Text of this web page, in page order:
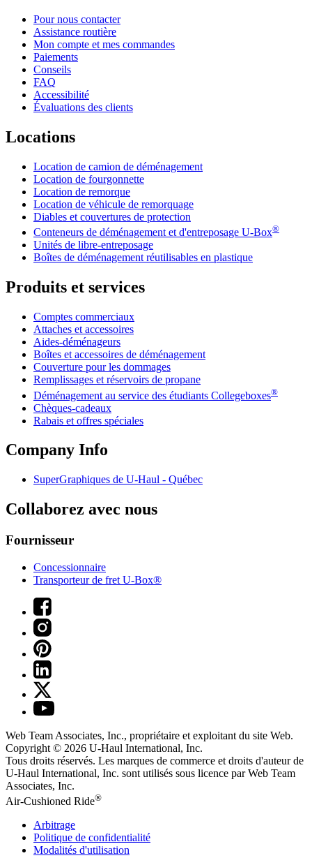
Pour nous contacter
Assistance routière
Mon compte et mes commandes
Paiements
Conseils
FAQ
Accessibilité
Évaluations des clients
Locations
Location de camion de déménagement
Location de fourgonnette
Location de remorque
Location de véhicule de remorquage
Diables et couvertures de protection
Conteneurs de déménagement et d'entreposage U-Box®
Unités de libre-entreposage
Boîtes de déménagement réutilisables en plastique
Produits et services
Comptes commerciaux
Attaches et accessoires
Aides-déménageurs
Boîtes et accessoires de déménagement
Couverture pour les dommages
Remplissages et réservoirs de propane
Déménagement au service des étudiants Collegeboxes®
Chèques-cadeaux
Rabais et offres spéciales
Company Info
SuperGraphiques de U-Haul - Québec
Collaborez avec nous
Fournisseur
Concessionnaire
Transporteur de fret U-Box®
Web Team Associates, Inc., propriétaire et exploitant du site Web.
Copyright © 2026 U-Haul International, Inc.
Tous droits réservés. Les marques de commerce et droits d'auteur de
U-Haul International, Inc. sont utilisés sous licence par Web Team
Associates, Inc.
Air-Cushioned Ride®
Arbitrage
Politique de confidentialité
Modalités d'utilisation